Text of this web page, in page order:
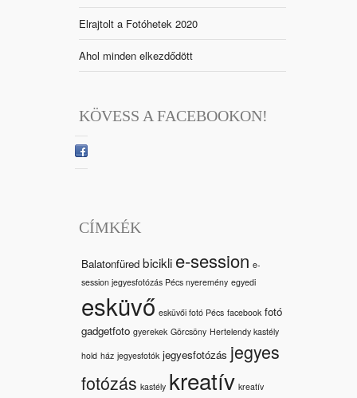
Elrajtolt a Fotóhetek 2020
Ahol minden elkezdődött
KÖVESS A FACEBOOKON!
CÍMKÉK
Balatonfüred bicikli e-session e-
session jegyesfotózás Pécs nyeremény egyedi
esküvő esküvői fotó Pécs facebook fotó
gadgetfoto gyerekek Görcsöny Hertelendy kastély
hold ház jegyesfotók jegyesfotózás jegyes
fotózás kastély kreatív kreatív